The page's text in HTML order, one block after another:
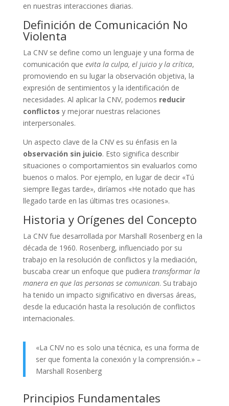
en nuestras interacciones diarias.
Definición de Comunicación No
Violenta
La CNV se define como un lenguaje y una forma de
comunicación que evita la culpa, el juicio y la crítica,
promoviendo en su lugar la observación objetiva, la
expresión de sentimientos y la identificación de
necesidades. Al aplicar la CNV, podemos reducir
conflictos y mejorar nuestras relaciones
interpersonales.
Un aspecto clave de la CNV es su énfasis en la
observación sin juicio. Esto significa describir
situaciones o comportamientos sin evaluarlos como
buenos o malos. Por ejemplo, en lugar de decir «Tú
siempre llegas tarde», diríamos «He notado que has
llegado tarde en las últimas tres ocasiones».
Historia y Orígenes del Concepto
La CNV fue desarrollada por Marshall Rosenberg en la
década de 1960. Rosenberg, influenciado por su
trabajo en la resolución de conflictos y la mediación,
buscaba crear un enfoque que pudiera transformar la
manera en que las personas se comunican. Su trabajo
ha tenido un impacto significativo en diversas áreas,
desde la educación hasta la resolución de conflictos
internacionales.
«La CNV no es solo una técnica, es una forma de
ser que fomenta la conexión y la comprensión.» –
Marshall Rosenberg
Principios Fundamentales